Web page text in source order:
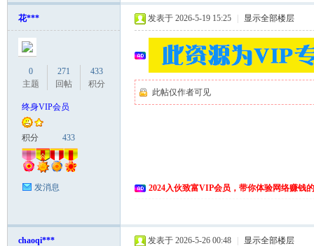
花***
0
主题
271
回帖
433
积分
终身VIP会员
积分 433
发消息
发表于 2026-5-19 15:25 显示全部楼层
此帖仅作者可见
2024入伙致富VIP会员，带你体验网络赚钱
chaoqi*** 发表于 2026-5-26 00:48 显示全部楼层